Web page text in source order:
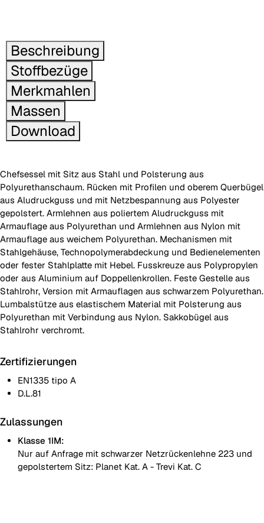
Beschreibung
Stoffbezüge
Merkmahlen
Massen
Download
Chefsessel mit Sitz aus Stahl und Polsterung aus
Polyurethanschaum. Rücken mit Profilen und oberem Querbügel
aus Aludruckguss und mit Netzbespannung aus Polyester
gepolstert. Armlehnen aus poliertem Aludruckguss mit
Armauflage aus Polyurethan und Armlehnen aus Nylon mit
Armauflage aus weichem Polyurethan. Mechanismen mit
Stahlgehäuse, Technopolymerabdeckung und Bedienelementen
oder fester Stahlplatte mit Hebel. Fusskreuze aus Polypropylen
oder aus Aluminium auf Doppellenkrollen. Feste Gestelle aus
Stahlrohr, Version mit Armauflagen aus schwarzem Polyurethan.
Lumbalstütze aus elastischem Material mit Polsterung aus
Polyurethan mit Verbindung aus Nylon. Sakkobügel aus
Stahlrohr verchromt.
Zertifizierungen
EN1335 tipo A
D.L.81
Zulassungen
Klasse 1IM:
Nur auf Anfrage mit schwarzer Netzrückenlehne 223 und
gepolstertem Sitz: Planet Kat. A - Trevi Kat. C